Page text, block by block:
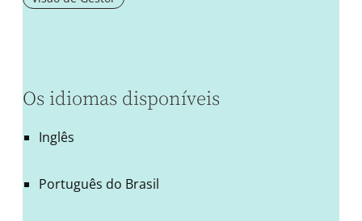
Os idiomas disponíveis
Inglês
Português do Brasil